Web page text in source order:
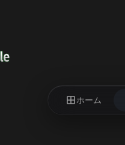
ホーム